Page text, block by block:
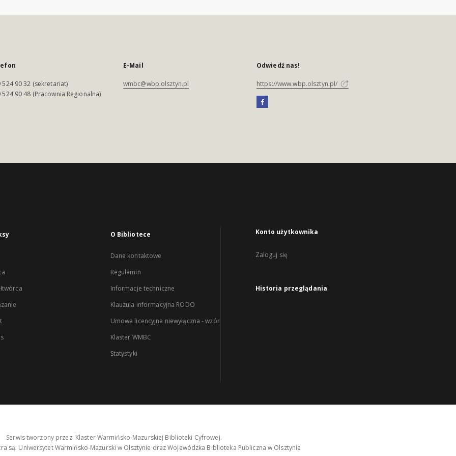
524 90 32 (sekretariat)
524 90 48 (Pracownia Regionalna)
E-Mail
wmbc@wbp.olsztyn.pl
Odwiedź nas!
https://www.wbp.olsztyn.pl/
O Bibliotece
Dane kontaktowe
Regulamin
Informacje techniczne
Klauzula informacyjna RODO
Umowa licencyjna niewyłączna - wzór
Klaster WMBC
Statystyki
Konto użytkownika
Zaloguj się
Historia przeglądania
Serwis tworzony przez: Klaster Warmińsko-Mazurskiej Biblioteki Cyfrowej.
są: Uniwersytet Warmińsko-Mazurski w Olsztynie oraz Wojewódzka Biblioteka Publiczna w Olsztynie